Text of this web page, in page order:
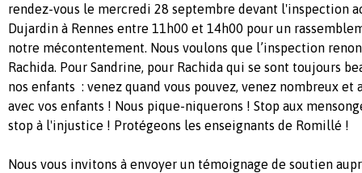
rendez-vous le mercredi 28 septembre devant l'inspection
Dujardin à Rennes entre 11h00 et 14h00 pour un
notre mécontentement. Nous voulons que l’inspection
Rachida. Pour Sandrine, pour Rachida qui se sont toujours
nos enfants : venez quand vous pouvez, venez nombreux et
avec vos enfants ! Nous pique-niquerons ! Stop aux
stop à l'injustice ! Protégeons les enseignants de Romillé !
Nous vous invitons à envoyer un témoignage de soutien